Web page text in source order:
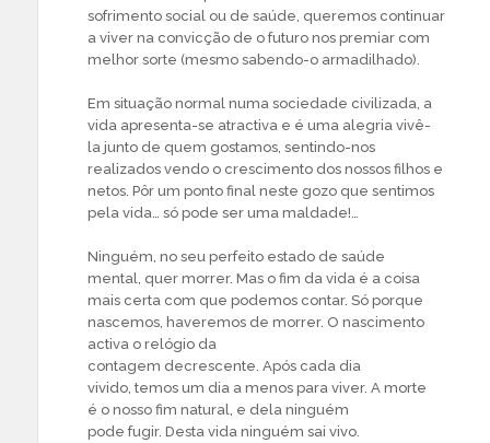
sofrimento social ou de saúde, queremos continuar
a viver na convicção de o futuro nos premiar com
melhor sorte (mesmo sabendo-o armadilhado).
Em situação normal numa sociedade civilizada, a
vida apresenta-se atractiva e é uma alegria vivê-
la junto de quem gostamos, sentindo-nos
realizados vendo o crescimento dos nossos filhos e
netos. Pôr um ponto final neste gozo que sentimos
pela vida… só pode ser uma maldade!…
Ninguém, no seu perfeito estado de saúde
mental, quer morrer. Mas o fim da vida é a coisa
mais certa com que podemos contar. Só porque
nascemos, haveremos de morrer. O nascimento
activa o relógio da
contagem decrescente. Após cada dia
vivido, temos um dia a menos para viver. A morte
é o nosso fim natural, e dela ninguém
pode fugir. Desta vida ninguém sai vivo.